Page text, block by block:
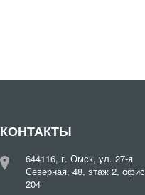
КОНТАКТЫ
644116, г. Омск, ул. 27-я
Северная, 48, этаж 2, офис
204